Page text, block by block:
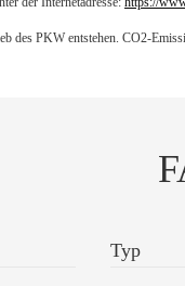
des PKW entstehen. CO2-
Typ